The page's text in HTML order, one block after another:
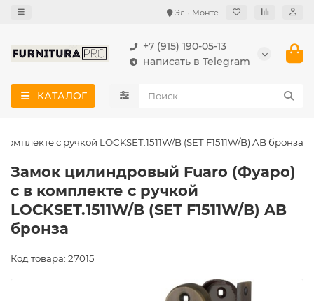
Эль-Монте
+7 (915) 190-05-13
написать в Telegram
КАТАЛОГ
с ручкой LOCKSET.1511W/B (SET F1511W/B) AB бронза
Замок цилиндровый Fuaro (Фуаро)
с в комплекте с ручкой
LOCKSET.1511W/B (SET F1511W/B) AB
бронза
Код товара: 27015